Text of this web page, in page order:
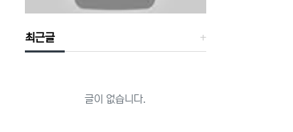
최근글
글이 없습니다.